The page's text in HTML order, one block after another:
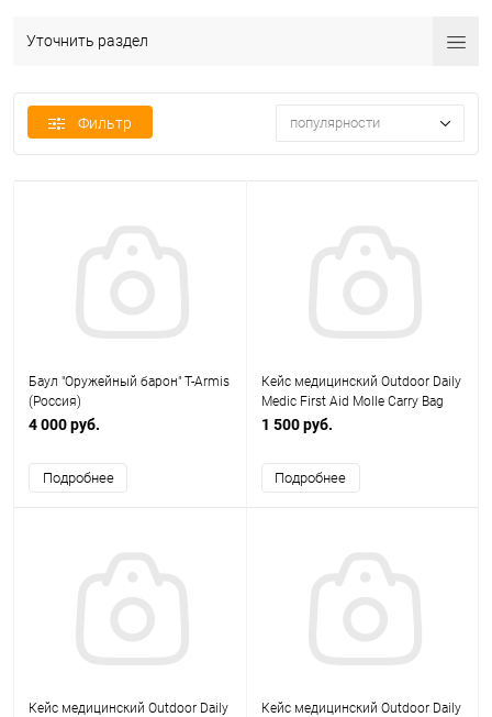
Уточнить раздел
Фильтр популярности
Баул "Оружейный барон" T-Armis
(Россия)
4 000 руб.
Подробнее
Кейс медицинский Outdoor Daily
Medic First Aid Molle Carry Bag
19cm*6cm*14cm олива AS-
1 500 руб.
Подробнее
Кейс медицинский Outdoor Daily
Кейс медицинский Outdoor Daily